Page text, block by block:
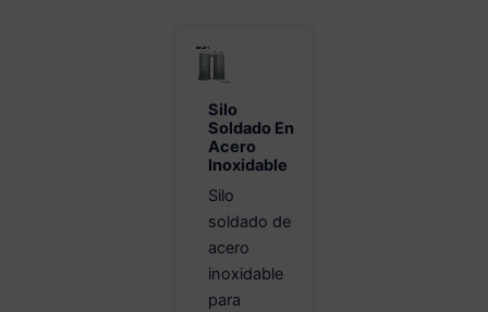
Silo
Soldado En
Acero
Inoxidable
Silo
soldado de
acero
inoxidable
para